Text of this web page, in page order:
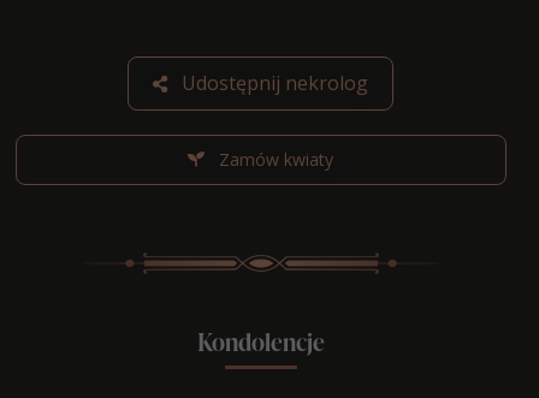
Udostępnij nekrolog
Zamów kwiaty
Kondolencje